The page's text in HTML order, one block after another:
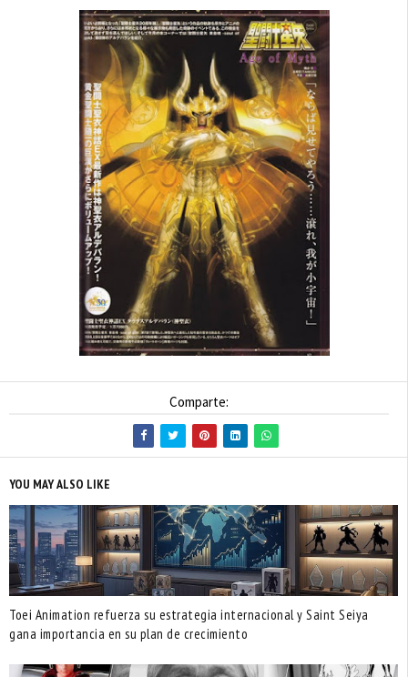
Comparte:
YOU MAY ALSO LIKE
Toei Animation refuerza su estrategia internacional y Saint Seiya
gana importancia en su plan de crecimiento